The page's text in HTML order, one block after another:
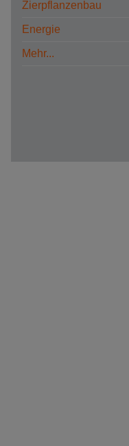
Zierpflanzenbau
Energie
Mehr...